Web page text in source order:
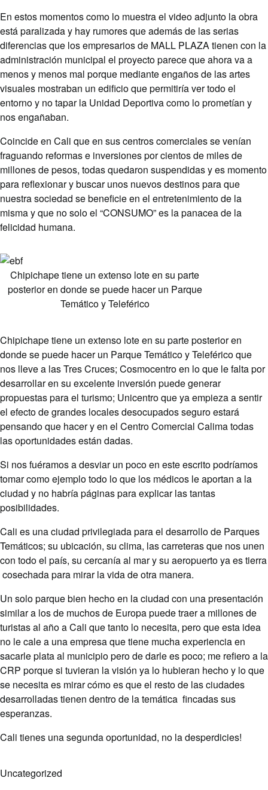
En estos momentos como lo muestra el video adjunto la obra
está paralizada y hay rumores que además de las serias
diferencias que los empresarios de MALL PLAZA tienen con la
administración municipal el proyecto parece que ahora va a
menos y menos mal porque mediante engaños de las artes
visuales mostraban un edificio que permitiría ver todo el
entorno y no tapar la Unidad Deportiva como lo prometían y
nos engañaban.
Coincide en Cali que en sus centros comerciales se venían
fraguando reformas e inversiones por cientos de miles de
millones de pesos, todas quedaron suspendidas y es momento
para reflexionar y buscar unos nuevos destinos para que
nuestra sociedad se beneficie en el entretenimiento de la
misma y que no solo el “CONSUMO” es la panacea de la
felicidad humana.
Chipichape tiene un extenso lote en su parte
posterior en donde se puede hacer un Parque
Temático y Teleférico
Chipichape tiene un extenso lote en su parte posterior en
donde se puede hacer un Parque Temático y Teleférico que
nos lleve a las Tres Cruces; Cosmocentro en lo que le falta por
desarrollar en su excelente inversión puede generar
propuestas para el turismo; Unicentro que ya empieza a sentir
el efecto de grandes locales desocupados seguro estará
pensando que hacer y en el Centro Comercial Calima todas
las oportunidades están dadas.
Si nos fuéramos a desviar un poco en este escrito podríamos
tomar como ejemplo todo lo que los médicos le aportan a la
ciudad y no habría páginas para explicar las tantas
posibilidades.
Cali es una ciudad privilegiada para el desarrollo de Parques
Temáticos; su ubicación, su clima, las carreteras que nos unen
con todo el país, su cercanía al mar y su aeropuerto ya es tierra
cosechada para mirar la vida de otra manera.
Un solo parque bien hecho en la ciudad con una presentación
similar a los de muchos de Europa puede traer a millones de
turistas al año a Cali que tanto lo necesita, pero que esta idea
no le cale a una empresa que tiene mucha experiencia en
sacarle plata al municipio pero de darle es poco; me refiero a la
CRP porque si tuvieran la visión ya lo hubieran hecho y lo que
se necesita es mirar cómo es que el resto de las ciudades
desarrolladas tienen dentro de la temática fincadas sus
esperanzas.
Cali tienes una segunda oportunidad, no la desperdicies!
Uncategorized